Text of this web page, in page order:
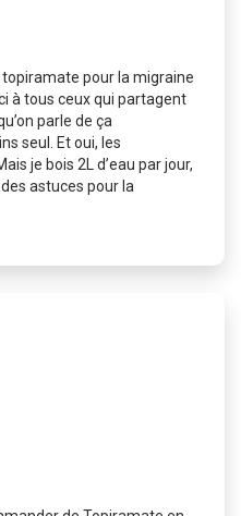
pour la migraine
à tous ceux qui partagent
parle de ça
seul. Et oui, les
je bois 2L d’eau par jour,
astuces pour la